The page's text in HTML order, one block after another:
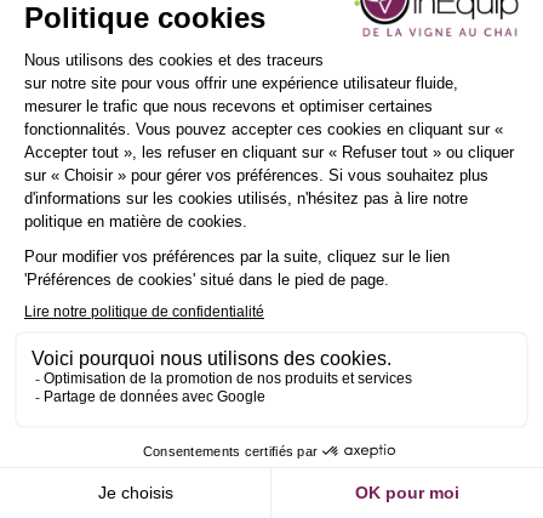
Stand
Nu
Bénéficiez
d’une
personnalisation
flexibilité
d’aménagement
la possibilité
espace unique
INSCRIPTIONNEWSLETTER